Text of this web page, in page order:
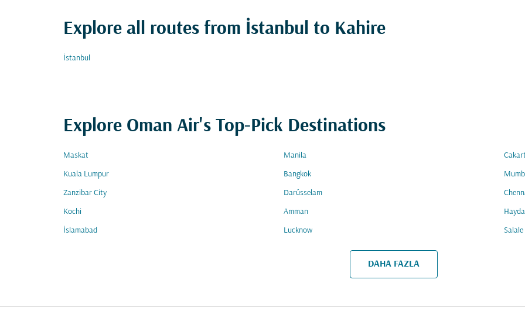
Explore all routes from İstanbul to Kahire
İstanbul
Explore Oman Air's Top-Pick Destinations
Maskat Manila
Kuala Lumpur Bangkok
Zanzibar City Darüsselam
Kochi Amman
İslamabad Lucknow Salale
DAHA FAZLA